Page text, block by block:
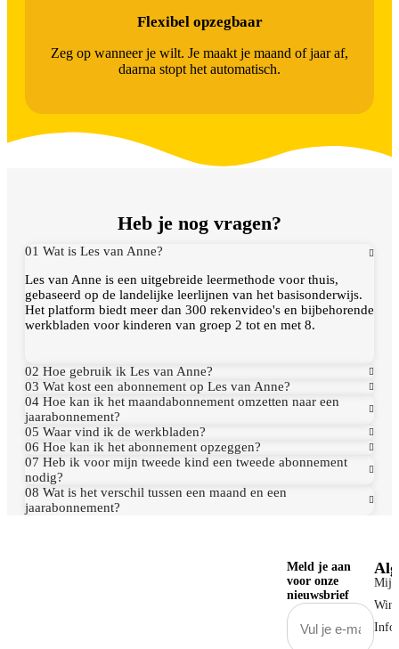
Flexibel opzegbaar
Zeg op wanneer je wilt. Je maakt je maand of jaar af,
daarna stopt het automatisch.
Heb je nog vragen?
01 Wat is Les van Anne?
Les van Anne is een uitgebreide leermethode voor thuis,
gebaseerd op de landelijke leerlijnen van het basisonderwijs.
Het platform biedt meer dan 300 rekenvideo's en bijbehorende
werkbladen voor kinderen van groep 2 tot en met 8.
02 Hoe gebruik ik Les van Anne?
03 Wat kost een abonnement op Les van Anne?
04 Hoe kan ik het maandabonnement omzetten naar een
jaarabonnement?
05 Waar vind ik de werkbladen?
06 Hoe kan ik het abonnement opzeggen?
07 Heb ik voor mijn tweede kind een tweede abonnement
nodig?
08 Wat is het verschil tussen een maand en een
jaarabonnement?
Meld je aan
voor onze
nieuwsbrief
Mijn